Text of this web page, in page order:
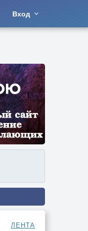
Вход
ЛЕНТА